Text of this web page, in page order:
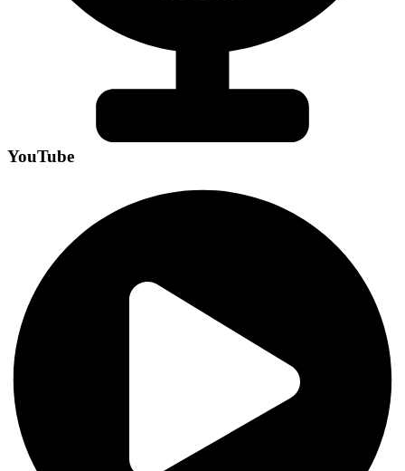
YouTube